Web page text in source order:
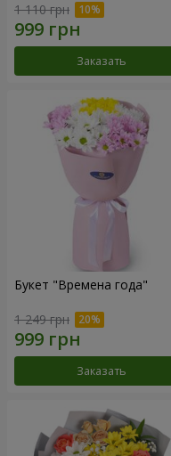
1 110 грн
Заказать
Букет "Времена года"
1 249 грн
Заказать